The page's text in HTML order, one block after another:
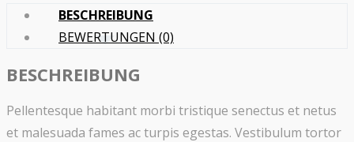
BESCHREIBUNG
BEWERTUNGEN (0)
BESCHREIBUNG
Pellentesque habitant morbi tristique senectus et netus
et malesuada fames ac turpis egestas. Vestibulum tortor